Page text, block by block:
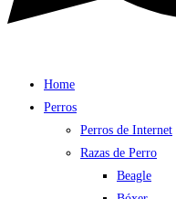
Home
Perros
Perros de Internet
Razas de Perro
Beagle